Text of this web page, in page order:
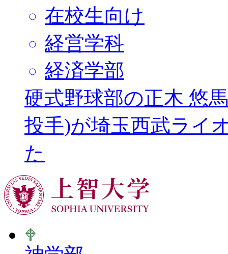
在校生向け
経営学科
経済学部
硬式野球部の正木 悠
投手)が埼玉西武ライ
た